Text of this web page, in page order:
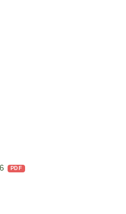
PDF